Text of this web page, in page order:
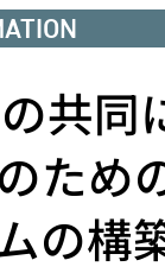
共同
ため
の構